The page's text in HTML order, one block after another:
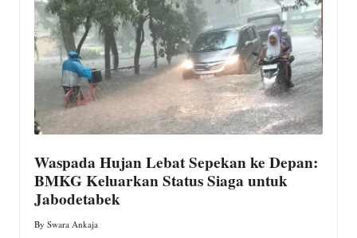
w
s.
m
Waspada Hujan Lebat Sepekan ke Depan:
BMKG Keluarkan Status Siaga untuk
Jabodetabek
Posted
By Swara Ankaja